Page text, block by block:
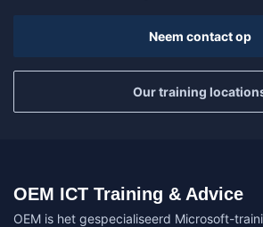
Neem contact op
Our training
OEM ICT Training & Advice
OEM is het gespecialiseerd Microsoft-